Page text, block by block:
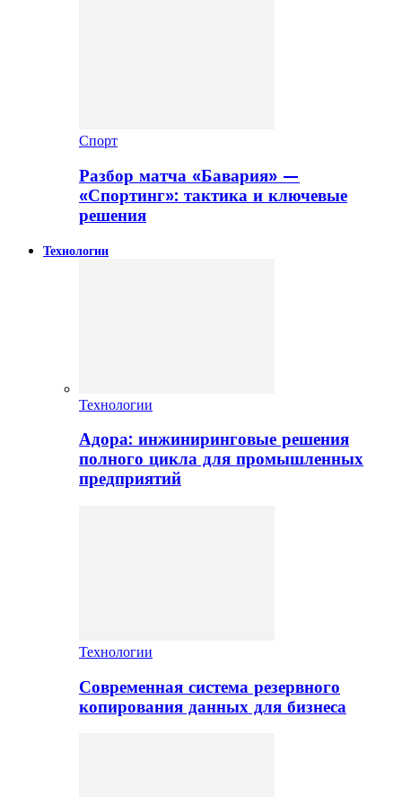
Спорт
Разбор матча «Бавария» —
«Спортинг»: тактика и ключевые
решения
Технологии
Технологии
Адора: инжиниринговые решения
полного цикла для промышленных
предприятий
Технологии
Современная система резервного
копирования данных для бизнеса